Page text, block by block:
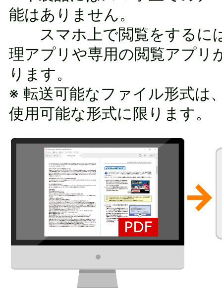
能はありません。
スマホ上で閲覧をするに
理アプリや専用の閲覧アプリ
ります。
※ 転送可能なファイル形式は
使用可能な形式に限ります。